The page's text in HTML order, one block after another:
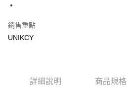
每筆NT$70，滿NT$499(含以上)免運費
宅配［需2-3個工作天不含預購商品］
銷售重點
UNIKCY
詳細說明 商品規格